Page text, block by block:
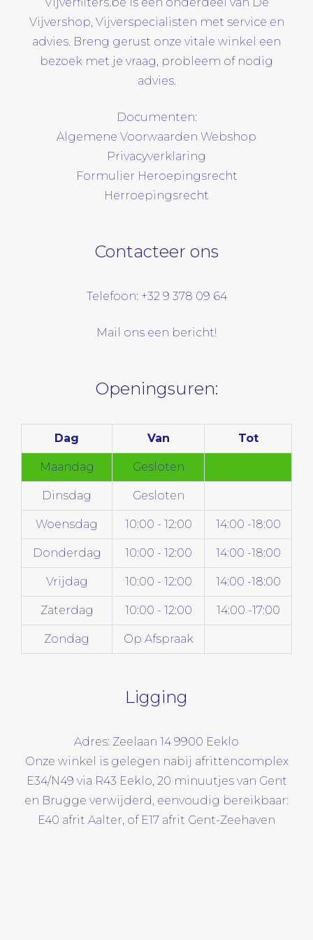
Vijvershop, Vijverspecialisten met service en
advies. Breng gerust onze vitale winkel een
bezoek met je vraag, probleem of nodig
advies.
Documenten:
Algemene Voorwaarden Webshop
Privacyverklaring
Formulier Heroepingsrecht
Herroepingsrecht
Contacteer ons
Telefoon: +32 9 378 09 64
Mail ons een bericht!
Openingsuren:
Dag Van Tot
Maandag Gesloten
Dinsdag Gesloten
Woensdag 10:00 - 12:00 14:00 -18:00
Donderdag 10:00 - 12:00 14:00 -18:00
Vrijdag 10:00 - 12:00 14:00 -18:00
Zaterdag 10:00 - 12:00 14:00 -17:00
Zondag Op Afspraak
Ligging
Adres: Zeelaan 14 9900 Eeklo
Onze winkel is gelegen nabij afrittencomplex
E34/N49 via R43 Eeklo, 20 minuutjes van Gent
en Brugge verwijderd, eenvoudig bereikbaar:
E40 afrit Aalter, of E17 afrit Gent-Zeehaven